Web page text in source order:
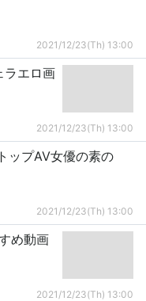
2021/12/23(Th) 13:00
ラエロ画
2021/12/23(Th) 13:00
ップAV女優の素の
2021/12/23(Th) 13:00
め動画
2021/12/23(Th) 13:00